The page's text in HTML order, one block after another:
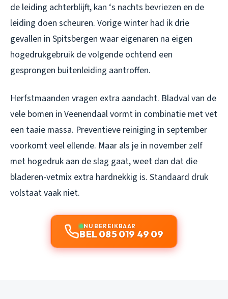
de leiding achterblijft, kan ‘s nachts bevriezen en de
leiding doen scheuren. Vorige winter had ik drie
gevallen in Spitsbergen waar eigenaren na eigen
hogedrukgebruik de volgende ochtend een
gesprongen buitenleiding aantroffen.
Herfstmaanden vragen extra aandacht. Bladval van de
vele bomen in Veenendaal vormt in combinatie met vet
een taaie massa. Preventieve reiniging in september
voorkomt veel ellende. Maar als je in november zelf
met hogedruk aan de slag gaat, weet dan dat die
bladeren-vetmix extra hardnekkig is. Standaard druk
volstaat vaak niet.
NU BEREIKBAAR
BEL 085 019 49 09